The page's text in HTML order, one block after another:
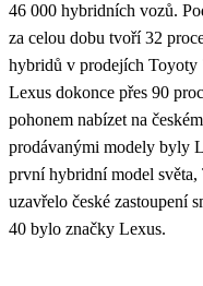
46 000 hybridních vozů.
za celou dobu tvoří 32
hybridů v prodejích Toyoty
Lexus dokonce přes 90
pohonem nabízet na
prodávanými modely byly
první hybridní model
uzavřelo české zastoupení
40 bylo značky Lexus.